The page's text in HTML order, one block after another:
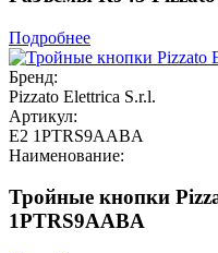
Подробнее
Бренд:
Pizzato Elettrica S.r.l.
Артикул:
E2 1PTRS9AABA
Наименование:
Тройные кнопки
1PTRS9AABA